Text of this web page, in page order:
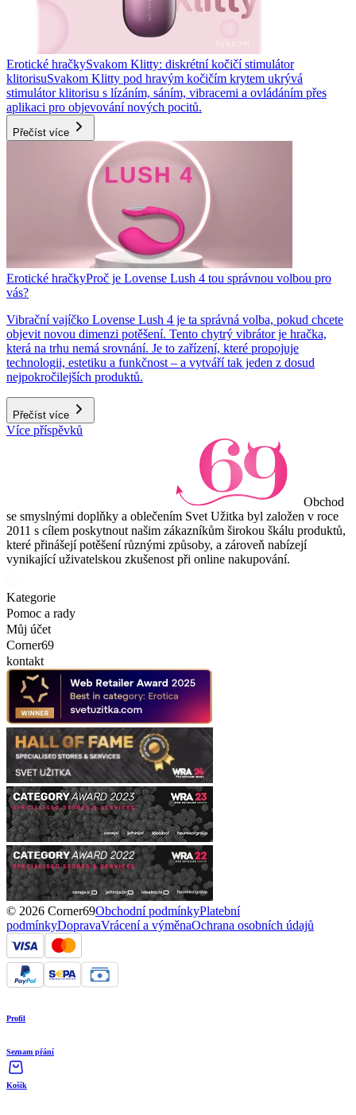
Erotické hračkySvakom Klitty: diskrétní kočičí stimulátor
klitorisuSvakom Klitty pod hravým kočičím krytem ukrývá
stimulátor klitorisu s lízáním, sáním, vibracemi a ovládáním přes
aplikaci pro objevování nových pocitů.
Přečíst více
Erotické hračkyProč je Lovense Lush 4 tou správnou volbou pro
vás?
Vibrační vajíčko Lovense Lush 4 je ta správná volba, pokud chcete
objevit novou dimenzi potěšení. Tento chytrý vibrátor je hračka,
která na trhu nemá srovnání. Je to zařízení, které propojuje
technologii, estetiku a funkčnost – a vytváří tak jeden z dosud
nejpokročilejších produktů.
Přečíst více
Více příspěvků
Obchod
se smyslnými doplňky a oblečením Svet Užitka byl založen v roce
2011 s cílem poskytnout našim zákazníkům širokou škálu produktů,
které přinášejí potěšení různými způsoby, a zároveň nabízejí
vynikající uživatelskou zkušenost při online nakupování.
Kategorie
Pomoc a rady
Můj účet
Corner69
kontakt
© 2026 Corner69Obchodní podmínkyPlatební
podmínkyDopravaVrácení a výměnaOchrana osobních údajů
Profil
Seznam přání
Košík